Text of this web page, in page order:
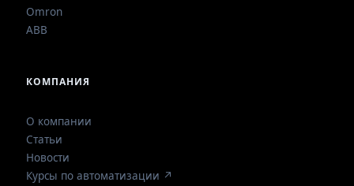
Omron
ABB
КОМПАНИЯ
О компании
Статьи
Новости
Курсы по автоматизации ↗